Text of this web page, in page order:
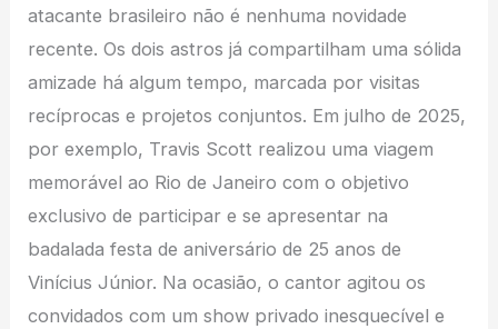
atacante brasileiro não é nenhuma novidade
recente. Os dois astros já compartilham uma sólida
amizade há algum tempo, marcada por visitas
recíprocas e projetos conjuntos. Em julho de 2025,
por exemplo, Travis Scott realizou uma viagem
memorável ao Rio de Janeiro com o objetivo
exclusivo de participar e se apresentar na
badalada festa de aniversário de 25 anos de
Vinícius Júnior. Na ocasião, o cantor agitou os
convidados com um show privado inesquecível e